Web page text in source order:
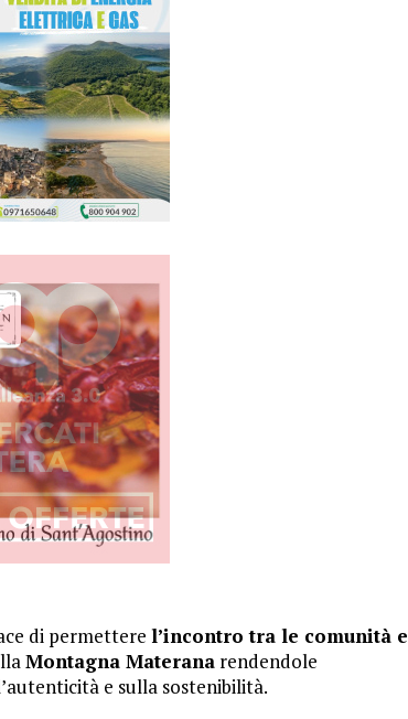
di permettere l’incontro tra le comunità e
Montagna Materana rendendole
e sulla sostenibilità.